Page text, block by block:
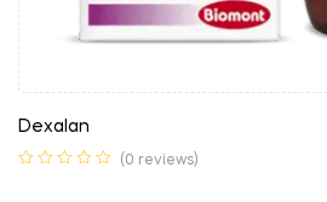
Dexalan
(0 reviews)